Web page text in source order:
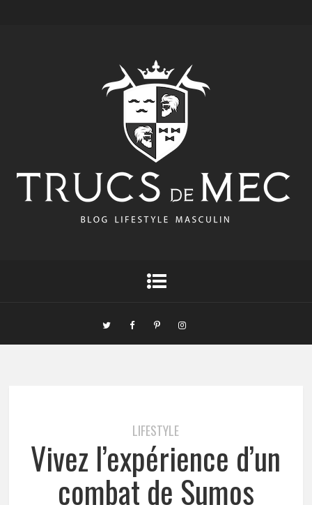
LIFESTYLE
Vivez l’expérience d’un
combat de Sumos